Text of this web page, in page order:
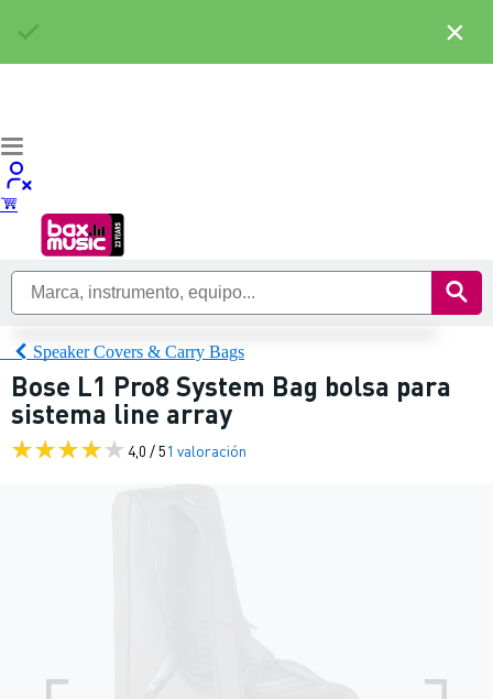
Speaker Covers & Carry Bags
Bose L1 Pro8 System Bag bolsa para
sistema line array
4,0 / 51 valoración
×